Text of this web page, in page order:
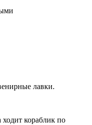
лавки.
кораблик по